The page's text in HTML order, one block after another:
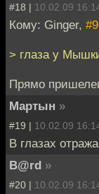
#18 | 10.02.09
Кому: Ginger, #9
> глаза у
Прямо
Мартын »
#19 | 10.02.09
В глазах
B@rd »
#20 | 10.02.09